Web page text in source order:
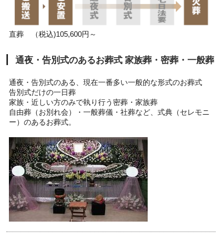
直葬 （税込)105,600円～
通夜・告別式のあるお葬式 家族葬・密葬・一般葬
通夜・告別式のある、現在一番多い一般的な形式のお葬式
告別式だけの一日葬
家族・近しい方のみで執り行う密葬・家族葬
自由葬（お別れ会）・一般葬儀・社葬など、式典（セレモニ
ー）のあるお葬式。